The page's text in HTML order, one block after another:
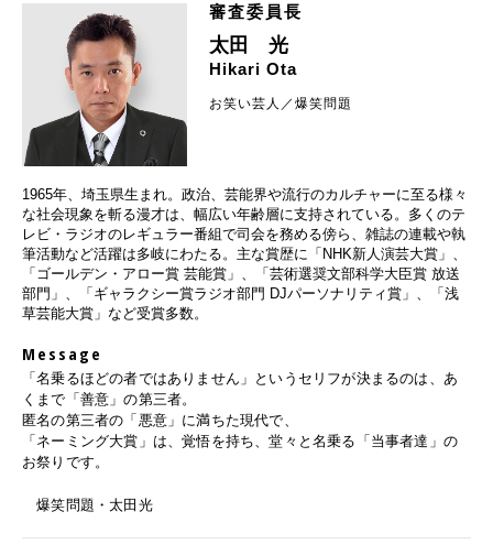
審査委員長
太田 光
Hikari Ota
お笑い芸人／爆笑問題
1965年、埼玉県生まれ。政治、芸能界や流行のカルチャーに至る様々
な社会現象を斬る漫才は、幅広い年齢層に支持されている。多くのテ
レビ・ラジオのレギュラー番組で司会を務める傍ら、雑誌の連載や執
筆活動など活躍は多岐にわたる。主な賞歴に「NHK新人演芸大賞」、
「ゴールデン・アロー賞 芸能賞」、「芸術選奨文部科学大臣賞 放送
部門」、「ギャラクシー賞ラジオ部門 DJパーソナリティ賞」、「浅
草芸能大賞」など受賞多数。
Message
「名乗るほどの者ではありません」というセリフが決まるのは、あ
くまで「善意」の第三者。
匿名の第三者の「悪意」に満ちた現代で、
「ネーミング大賞」は、覚悟を持ち、堂々と名乗る「当事者達」の
お祭りです。
爆笑問題・太田光